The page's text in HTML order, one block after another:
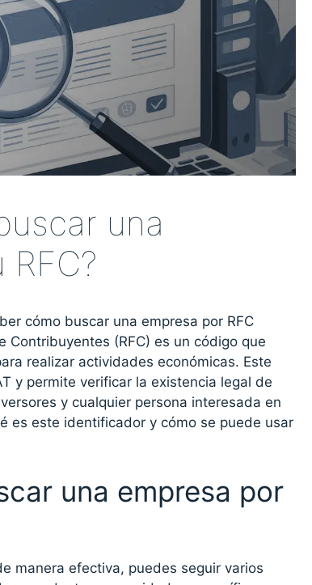
una
cómo buscar una empresa por RFC
Contribuyentes (RFC) es un código que
realizar actividades económicas. Este
y permite verificar la existencia legal de
y cualquier persona interesada en
es este identificador y cómo se puede usar
una empresa por
manera efectiva, puedes seguir varios